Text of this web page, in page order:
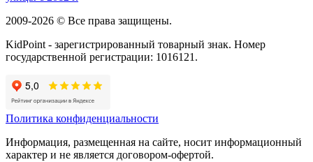
2009-2026 © Все права защищены.
KidPoint - зарегистрированный товарный знак. Номер
государственной регистрации: 1016121.
Политика конфиденциальности
Информация, размещенная на сайте, носит информационный
характер и не является договором-офертой.